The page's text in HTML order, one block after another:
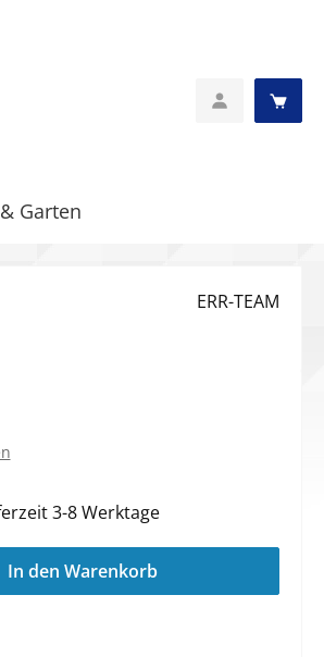
Garten
ERR-TEAM
3-8 Werktage
Wert ein oder benutze die
In den Warenkorb